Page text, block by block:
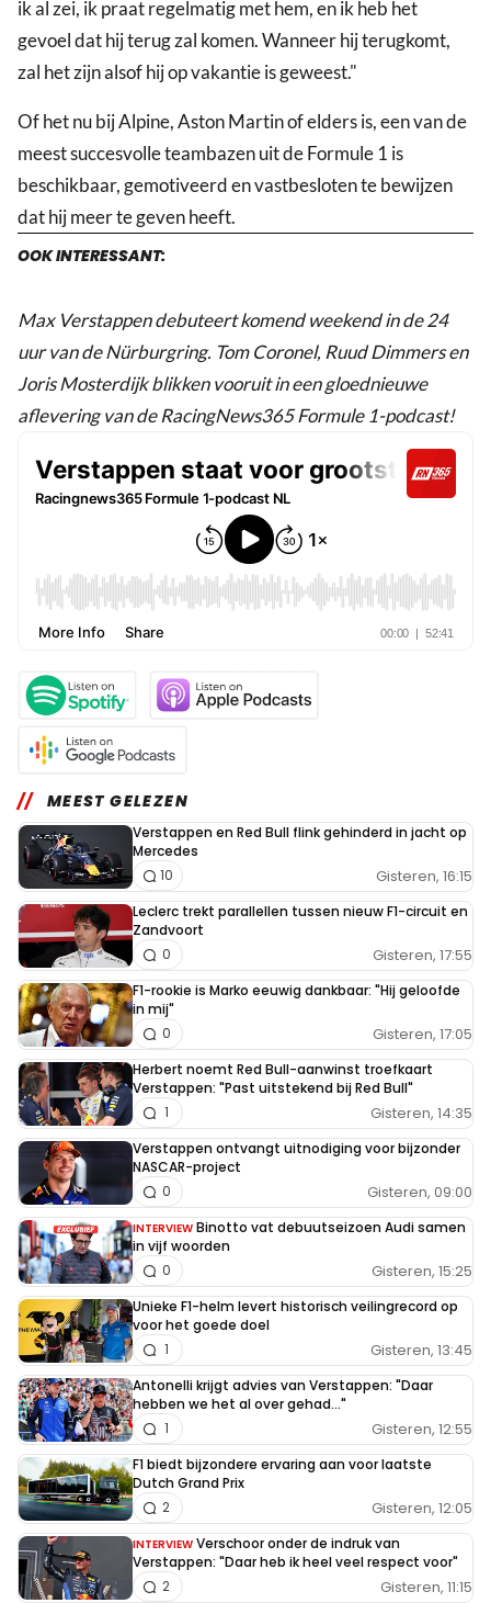
ik al zei, ik praat regelmatig met hem, en ik heb het
gevoel dat hij terug zal komen. Wanneer hij terugkomt,
zal het zijn alsof hij op vakantie is geweest."
Of het nu bij Alpine, Aston Martin of elders is, een van de
meest succesvolle teambazen uit de Formule 1 is
beschikbaar, gemotiveerd en vastbesloten te bewijzen
dat hij meer te geven heeft.
OOK INTERESSANT:
Max Verstappen debuteert komend weekend in de 24
uur van de Nürburgring. Tom Coronel, Ruud Dimmers en
Joris Mosterdijk blikken vooruit in een gloednieuwe
aflevering van de RacingNews365 Formule 1-podcast!
MEEST GELEZEN
Verstappen en Red Bull flink gehinderd in jacht op
Mercedes
Gisteren, 16:15
10
Leclerc trekt parallellen tussen nieuw F1-circuit en
Zandvoort
Gisteren, 17:55
0
F1-rookie is Marko eeuwig dankbaar: "Hij geloofde
in mij"
Gisteren, 17:05
0
Herbert noemt Red Bull-aanwinst troefkaart
Verstappen: "Past uitstekend bij Red Bull"
Gisteren, 14:35
1
Verstappen ontvangt uitnodiging voor bijzonder
NASCAR-project
Gisteren, 09:00
0
INTERVIEW Binotto vat debuutseizoen Audi samen
in vijf woorden
Gisteren, 15:25
0
Unieke F1-helm levert historisch veilingrecord op
voor het goede doel
Gisteren, 13:45
1
Antonelli krijgt advies van Verstappen: "Daar
hebben we het al over gehad..."
Gisteren, 12:55
1
F1 biedt bijzondere ervaring aan voor laatste
Dutch Grand Prix
Gisteren, 12:05
2
INTERVIEW Verschoor onder de indruk van
Verstappen: "Daar heb ik heel veel respect voor"
Gisteren, 11:15
2